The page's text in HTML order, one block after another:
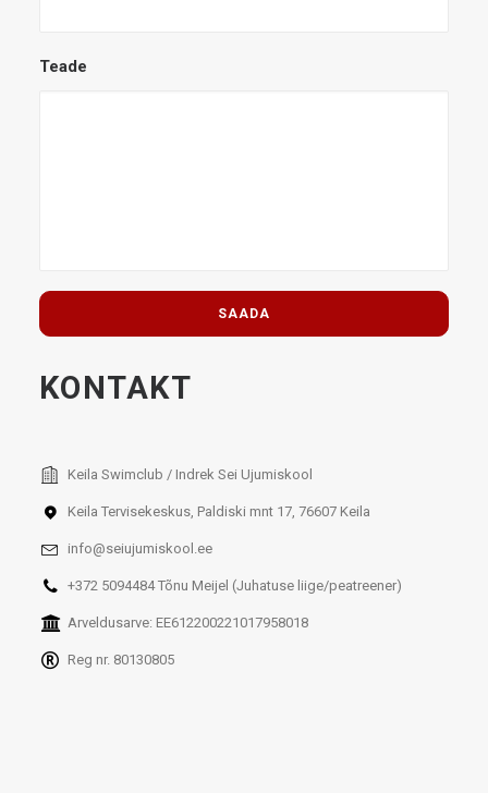
Teade
KONTAKT
Keila Swimclub / Indrek Sei Ujumiskool
Keila Tervisekeskus, Paldiski mnt 17, 76607 Keila
info@seiujumiskool.ee
+372 5094484 Tõnu Meijel (Juhatuse liige/peatreener)
Arveldusarve: EE612200221017958018
Reg nr. 80130805